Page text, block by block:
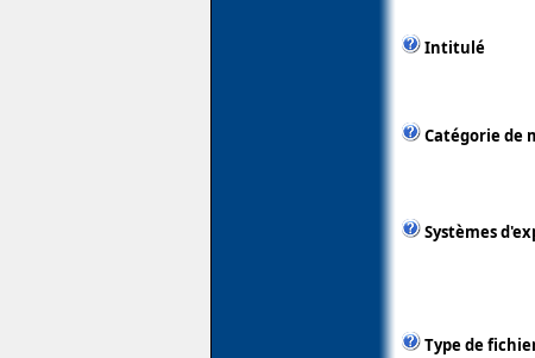
Intitulé
Catégorie de
Systèmes
Type de